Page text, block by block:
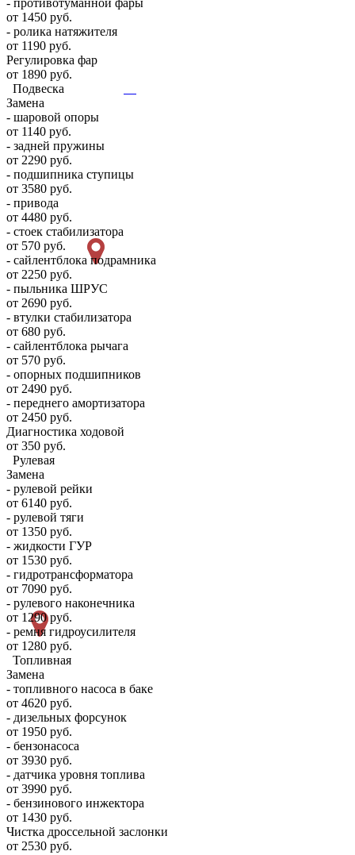
от 1450 руб.
- ролика натяжителя
от 1190 руб.
Регулировка фар
от 1890 руб.
Подвеска
Замена
- шаровой опоры
от 1140 руб.
- задней пружины
от 2290 руб.
- подшипника ступицы
от 3580 руб.
- привода
от 4480 руб.
- стоек стабилизатора
от 570 руб.
- сайлентблока подрамника
от 2250 руб.
- пыльника ШРУС
от 2690 руб.
- втулки стабилизатора
от 680 руб.
- сайлентблока рычага
от 570 руб.
- опорных подшипников
от 2490 руб.
- переднего амортизатора
от 2450 руб.
Диагностика ходовой
от 350 руб.
Рулевая
Замена
- рулевой рейки
от 6140 руб.
- рулевой тяги
от 1350 руб.
- жидкости ГУР
от 1530 руб.
- гидротрансформатора
от 7090 руб.
- рулевого наконечника
от 1290 руб.
- ремня гидроусилителя
от 1280 руб.
Топливная
Замена
- топливного насоса в баке
от 4620 руб.
- дизельных форсунок
от 1950 руб.
- бензонасоса
от 3930 руб.
- датчика уровня топлива
от 3990 руб.
- бензинового инжектора
от 1430 руб.
Чистка дроссельной заслонки
от 2530 руб.